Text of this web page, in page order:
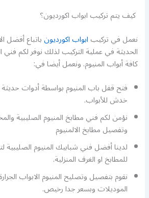
كيف يتم تركيب ابواب اكورديون؟
نعمل في تركيبابواب اكورديونباتباع أفضل
الحديثة في عملية التركيب لذلك نوفر لكم فني
كافة أبواب المنيوم. ونعمل أيضا في:
فتح قفل باب المنيوم بواسطة أدوات
خدش للأبواب.
نؤمن لكم فني مطابخ المنيوم الصليبية
وتفصيل مطابخ الالمنيوم
لدينا أفضل فني شبابيك المنيوم الصليبية
للمطابخ او الغرف المنزلية.
نقوم بتفصيل وتصليح المنيوم الابواب
الموديلات وبسعر جدا رخيص.